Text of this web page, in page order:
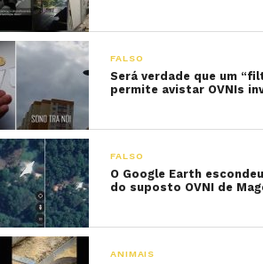
FALSO
Será verdade que um
permite avistar OVNIs
FALSO
O Google Earth
do suposto OVNI de
ANIMAIS